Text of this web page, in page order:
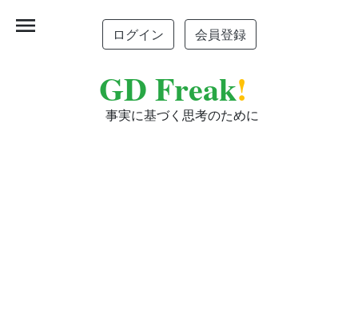
ログイン 会員登録
GD Freak!
事実に基づく思考のために
menu